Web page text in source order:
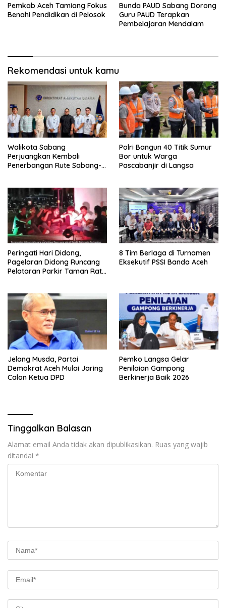
Pemkab Aceh Tamiang Fokus
Benahi Pendidikan di Pelosok
Bunda PAUD Sabang Dorong
Guru PAUD Terapkan
Pembelajaran Mendalam
Rekomendasi untuk kamu
Walikota Sabang
Perjuangkan Kembali
Penerbangan Rute Sabang-
Polri Bangun 40 Titik Sumur
Bor untuk Warga
Pascabanjir di Langsa
Peringati Hari Didong,
Pagelaran Didong Runcang
Pelataran Parkir Taman Ratu
8 Tim Berlaga di Turnamen
Eksekutif PSSI Banda Aceh
Jelang Musda, Partai
Demokrat Aceh Mulai Jaring
Calon Ketua DPD
Pemko Langsa Gelar
Penilaian Gampong
Berkinerja Baik 2026
Tinggalkan Balasan
Alamat email Anda tidak akan dipublikasikan. Ruas yang wajib
ditandai *